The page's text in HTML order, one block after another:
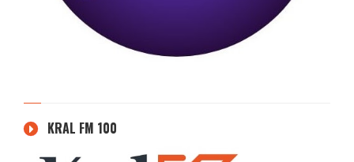
KRAL FM 100